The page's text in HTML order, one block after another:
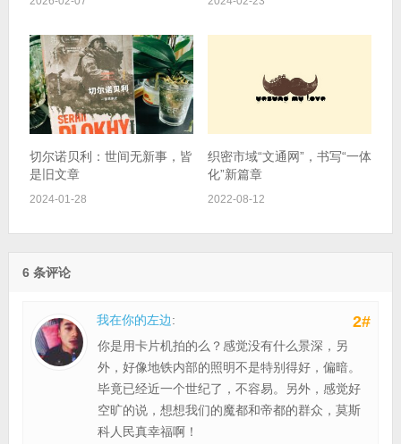
切尔诺贝利：世间无新事，皆
是旧文章
2024-01-28
织密市域“文通网”，书写“一体
化”新篇章
2022-08-12
6 条评论
2#
我在你的左边:
你是用卡片机拍的么？感觉没有什么景深，另
外，好像地铁内部的照明不是特别得好，偏暗。
毕竟已经近一个世纪了，不容易。另外，感觉好
空旷的说，想想我们的魔都和帝都的群众，莫斯
科人民真幸福啊！